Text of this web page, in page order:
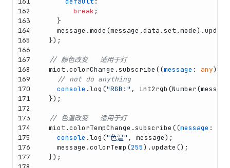
162
163
164
165
166
167
168
169
170
171
172
173
174
175
176
177
break ;
    }
    message.
mode (message.data .set .mode).update
  });
// 颜色改变   适用于灯
  miot.
colorChange .subscribe ((message : any) =>
// not do anything
console .log ("RGB:" , int2rgb (Number
  });
// 色温改变   适用于灯
  miot.
colorTempChange .subscribe ((message :
console .log ("色温" , message);
    message.
colorTemp (255).update ();
  });